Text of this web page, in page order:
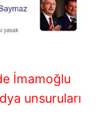
İmamoğlu
unsuruları